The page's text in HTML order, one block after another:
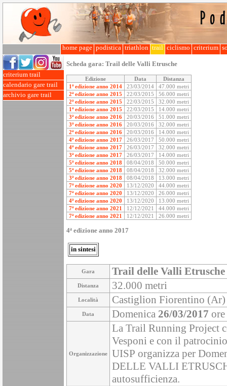
home page podistica triathlon trail ciclismo criterium
criterium trail
calendario gare trail
archivio gare trail
Scheda gara: Trail delle Valli Etrusche
Edizione Data
Distanza
1ª edizione anno 2014
23/03/2014
47.000 metri
2ª edizione anno 2015
22/03/2015
56.000 metri
2ª edizione anno 2015
22/03/2015
32.000 metri
1ª edizione anno 2015
22/03/2015
14.000 metri
3ª edizione anno 2016
20/03/2016
51.000 metri
3ª edizione anno 2016
20/03/2016
32.000 metri
2ª edizione anno 2016
20/03/2016
14.000 metri
4ª edizione anno 2017
26/03/2017
50.000 metri
4ª edizione anno 2017
26/03/2017
32.000 metri
3ª edizione anno 2017
26/03/2017
14.000 metri
5ª edizione anno 2018
08/04/2018
50.000 metri
5ª edizione anno 2018
08/04/2018
32.000 metri
3ª edizione anno 2018
08/04/2018
13.000 metri
7ª edizione anno 2020
13/12/2020
44.000 metri
7ª edizione anno 2020
13/12/2020
26.000 metri
4ª edizione anno 2020
13/12/2020
13.000 metri
7ª edizione anno 2021
12/12/2021
44.000 metri
7ª edizione anno 2021
12/12/2021 26.000 metri
4ª edizione anno 2017
in sintesi
Gara Trail delle Valli Etrusche
Distanza 32.000 metri
Località Castiglion Fiorentino
Data Domenica 26/03/2017
Organizzazione
La Trail Running Project
Vesponi e con il
UISP organizza per
DELLE VALLI
autosufficienza.